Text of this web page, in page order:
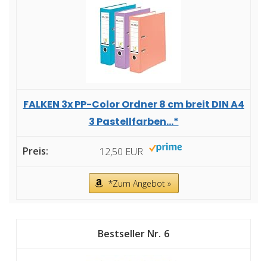
FALKEN 3x PP-Color Ordner 8 cm breit DIN A4
3 Pastellfarben...*
12,50 EUR
*Zum Angebot »
6